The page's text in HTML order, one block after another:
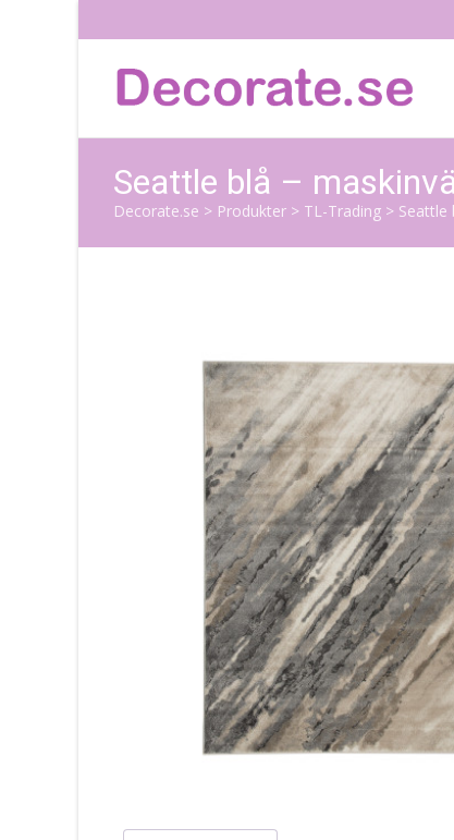
Seattle blå –
Decorate.se > Produkter > TL-Trading > Seattle